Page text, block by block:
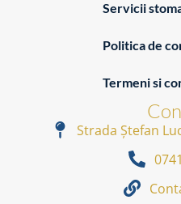
Servicii
Politica de
Termeni si
Strada Ștefan